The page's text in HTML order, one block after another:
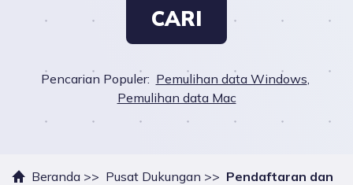
CARI
Pencarian Populer: Pemulihan data Windows,
Pemulihan data Mac
Beranda >> Pusat Dukungan >> Pendaftaran dan